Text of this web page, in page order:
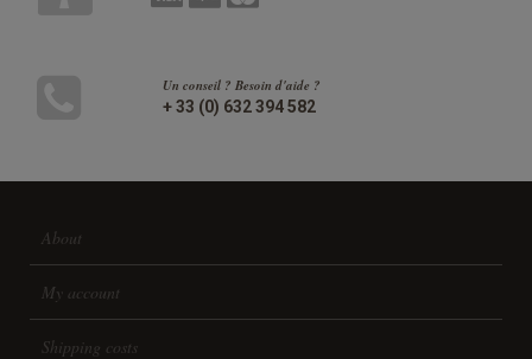
Un conseil ? Besoin d'aide ?
+ 33 (0) 632 394 582
About
My account
Shipping costs